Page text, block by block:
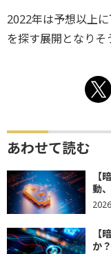
2022年は予想以上
を探す展開となりそ
あわせて読む
【
動
【
か